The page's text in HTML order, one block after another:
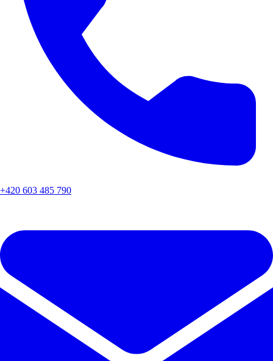
+420 603 485 790